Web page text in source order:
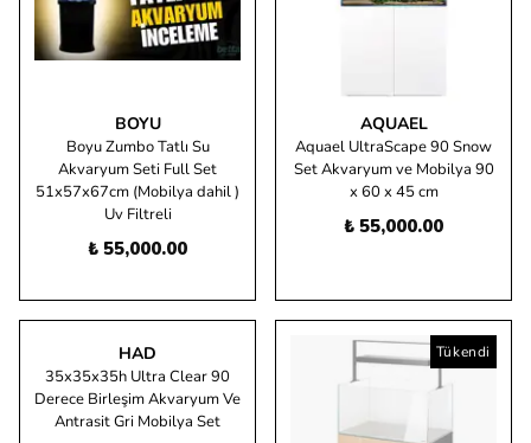
BOYU
Boyu Zumbo Tatlı Su
Akvaryum Seti Full Set
51x57x67cm (Mobilya dahil )
Uv Filtreli
₺ 55,000.00
AQUAEL
Aquael UltraScape 90 Snow
Set Akvaryum ve Mobilya 90
x 60 x 45 cm
₺ 55,000.00
HAD
35x35x35h Ultra Clear 90
Derece Birleşim Akvaryum Ve
Antrasit Gri Mobilya Set
Tükendi